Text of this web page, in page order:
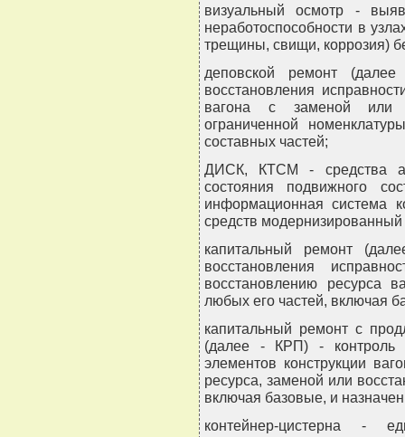
визуальный осмотр -
неработоспособности в
трещины, свищи, коррозия)
деповской ремонт
восстановления
вагона с заменой или
ограниченной
составных частей;
ДИСК, КТСМ - средства
состояния подвижного
информационная система
средств
капитальный ремонт
восстановления
восстановлению ресурса
любых его частей, включая
капитальный ремонт с
(далее - КРП) - контроль
элементов конструкции
ресурса, заменой или
включая базовые, и
контейнер-цистерна -